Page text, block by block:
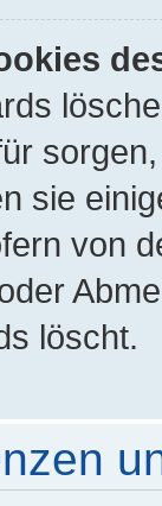
sie
von
löscht.